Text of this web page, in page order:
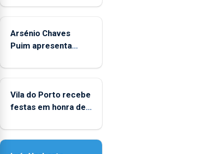
Arsénio Chaves
Puim apresenta
de Vila do Porto
Vila do Porto recebe
festas em honra de
Assunção